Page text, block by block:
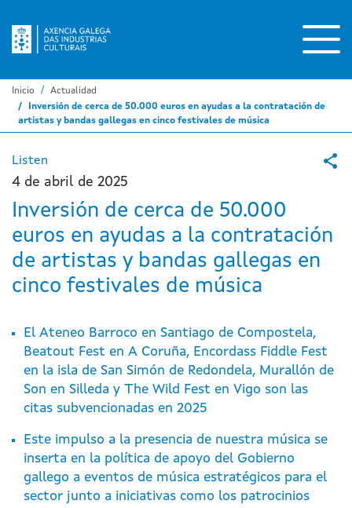
Inicio
Actualidad
Inversión de cerca de 50.000 euros en ayudas a la contratación de
artistas y bandas gallegas en cinco festivales de música
Listen
4 de abril de 2025
Inversión de cerca de 50.000
euros en ayudas a la contratación
de artistas y bandas gallegas en
cinco festivales de música
El Ateneo Barroco en Santiago de Compostela,
Beatout Fest en A Coruña, Encordass Fiddle Fest
en la isla de San Simón de Redondela, Murallón de
Son en Silleda y The Wild Fest en Vigo son las
citas subvencionadas en 2025
Este impulso a la presencia de nuestra música se
inserta en la política de apoyo del Gobierno
gallego a eventos de música estratégicos para el
sector junto a iniciativas como los patrocinios